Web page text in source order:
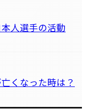
人選手の活動
くなった時は？